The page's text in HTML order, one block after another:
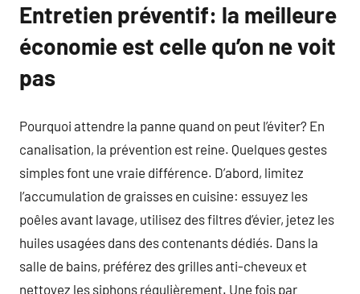
Entretien préventif: la meilleure
économie est celle qu’on ne voit
pas
Pourquoi attendre la panne quand on peut l’éviter? En
canalisation, la prévention est reine. Quelques gestes
simples font une vraie différence. D’abord, limitez
l’accumulation de graisses en cuisine: essuyez les
poêles avant lavage, utilisez des filtres d’évier, jetez les
huiles usagées dans des contenants dédiés. Dans la
salle de bains, préférez des grilles anti-cheveux et
nettoyez les siphons régulièrement. Une fois par